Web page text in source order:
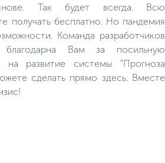
Так будет всегда. Всю
получать бесплатно. Но пандемия
Команда разработчиков
благодарна Вам за посильную
развитие системы "Прогноза
сделать прямо здесь. Вместе